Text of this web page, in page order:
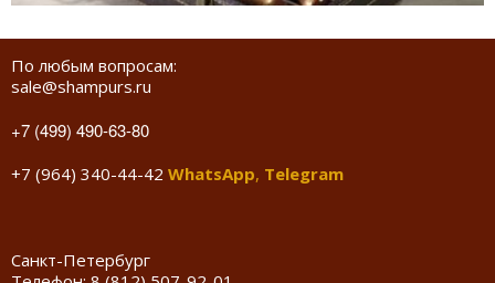
По любым вопросам:
sale@shampurs.ru
+7 (499) 490-63-80
+7 (964) 340-44-42 WhatsApp, Telegram
Санкт-Петербург